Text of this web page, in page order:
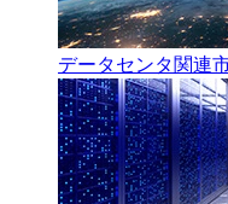
データセンタ関連